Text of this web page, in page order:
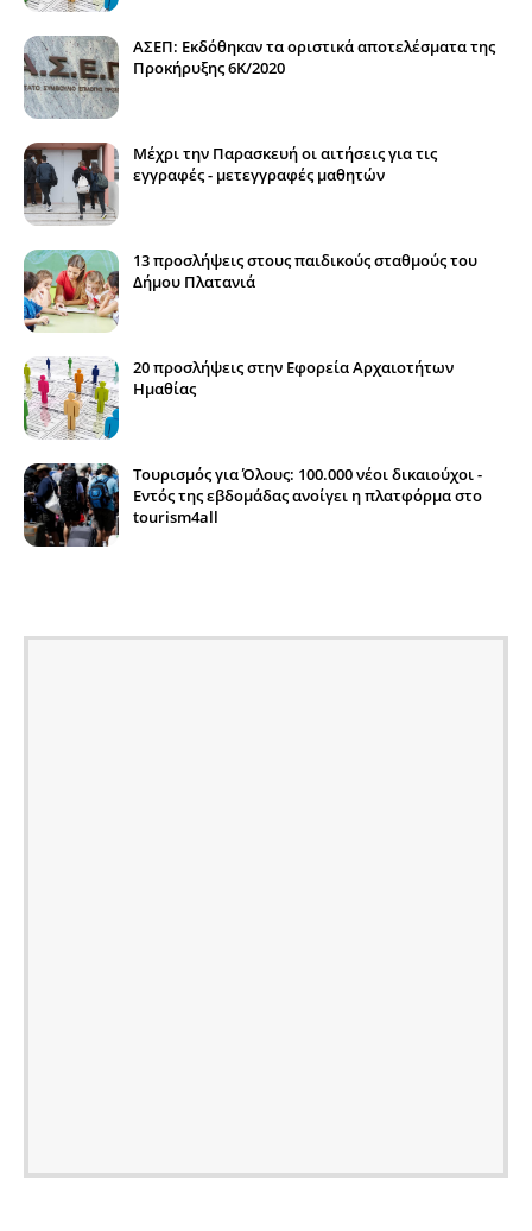
ΑΣΕΠ: Εκδόθηκαν τα οριστικά αποτελέσματα της
Προκήρυξης 6Κ/2020
Μέχρι την Παρασκευή οι αιτήσεις για τις
εγγραφές - μετεγγραφές μαθητών
13 προσλήψεις στους παιδικούς σταθμούς του
Δήμου Πλατανιά
20 προσλήψεις στην Εφορεία Αρχαιοτήτων
Ημαθίας
Τουρισμός για Όλους: 100.000 νέοι δικαιούχοι -
Εντός της εβδομάδας ανοίγει η πλατφόρμα στο
tourism4all